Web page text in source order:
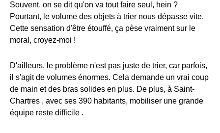
Souvent, on se dit qu'on va tout faire seul, hein ?
Pourtant, le volume des objets à trier nous dépasse vite.
Cette sensation d'être étouffé, ça pèse vraiment sur le
moral, croyez-moi !
D'ailleurs, le problème n'est pas juste de trier, car parfois,
il s'agit de volumes énormes. Cela demande un vrai coup
de main et des bras solides en plus. De plus, à Saint-
Chartres , avec ses 390 habitants, mobiliser une grande
équipe reste difficile .